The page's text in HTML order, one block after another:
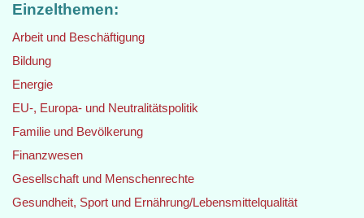
Einzelthemen:
Arbeit und Beschäftigung
Bildung
Energie
EU-, Europa- und Neutralitätspolitik
Familie und Bevölkerung
Finanzwesen
Gesellschaft und Menschenrechte
Gesundheit, Sport und Ernährung/Lebensmittelqualität